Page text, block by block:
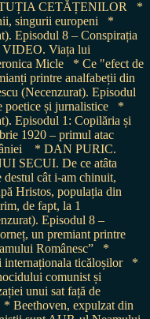
CETĂȚENILOR
*
singurii europeni
*
Episodul 8 – Conspirația
Viața lui
Micle
* Ce "efect de
printre analfabeții din
(Necenzurat). Episodul
poetice și jurnalistice
*
Episodul 1: Copilăria și
1920 – primul atac
* DAN PURIC.
SECUI. De ce atâta
destul cât i-am chinuit,
Hristos, populația din
de fapt, la 1
Episodul 8 –
un premiant printre
Românesc”
*
ticăloșilor
*
comunist și
unui sat față de
* Beethoven, expulzat din